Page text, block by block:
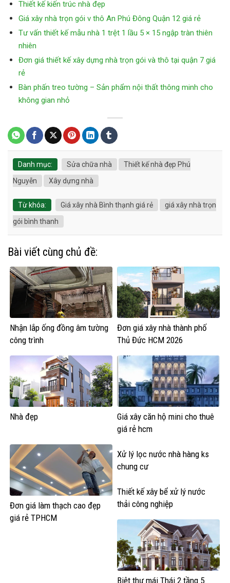
Thiết kế kiến trúc nhà đẹp
Giá xây nhà trọn gói v thô An Phú Đông Quận 12 giá rẻ
Tư vấn thiết kế mẫu nhà 1 trệt 1 lầu 5 × 15 ngập tràn thiên
nhiên
Đơn giá thiết kế xây dựng nhà trọn gói và thô tại quận 7 giá
rẻ
Bàn phấn treo tường – Sản phẩm nội thất thông minh cho
không gian nhỏ
Danh mục: Sửa chữa nhà
Thiết kế nhà đẹp Phú
Nguyễn
Xây dựng nhà
Từ khóa: Giá xây nhà Bình thạnh giá rẻ
giá xây nhà trọn
gói bình thanh
Bài viết cùng chủ đề:
Nhận lắp ống đồng âm tường
công trình
Đơn giá xây nhà thành phố
Thủ Đức HCM 2026
Nhà đẹp
Giá xây căn hộ mini cho thuê
giá rẻ hcm
Đơn giá làm thạch cao đẹp
giá rẻ TPHCM
Xử lý lọc nước nhà hàng ks
chung cư
Thiết kế xây bể xử lý nước
thải công nghiệp
Biệt thự mái Thái 2 tầng 5